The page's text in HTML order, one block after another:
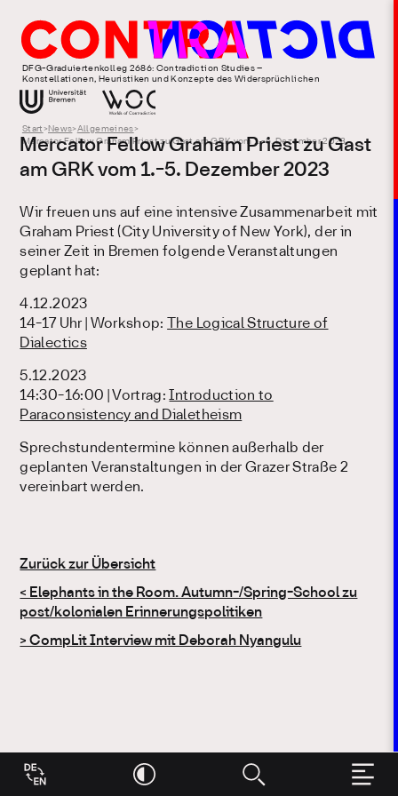
DFG-Graduiertenkolleg 2686: Contradiction Studies –
Konstellationen, Heuristiken und Konzepte des Widersprüchlichen
Start > News> Allgemeines>
Mercator Fellow Graham Priest zu Gast am GRK vom 1.-5. Dezember 2023
Mercator Fellow Graham Priest zu Gast
am GRK vom 1.-5. Dezember 2023
Wir freuen uns auf eine intensive Zusammenarbeit mit
Graham Priest (City University of New York), der in
seiner Zeit in Bremen folgende Veranstaltungen
geplant hat:
4.12.2023
14-17 Uhr | Workshop:
The Logical Structure of
Dialectics
5.12.2023
14:30-16:00 | Vortrag:Introduction to
Paraconsistency and Dialetheism
Sprechstundentermine können außerhalb der
geplanten Veranstaltungen in der Grazer Straße 2
vereinbart werden.
Zurück zur Übersicht
Beitragsnavigation
< Elephants in the Room. Autumn-/Spring-School zu
post/kolonialen Erinnerungspolitiken
> CompLit Interview mit Deborah Nyangulu